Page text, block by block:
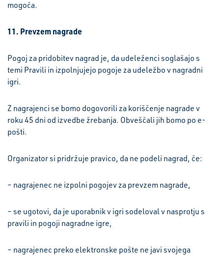
mogoča.
11. Prevzem nagrade
Pogoj za pridobitev nagrad je, da udeleženci soglašajo s
temi Pravili in izpolnjujejo pogoje za udeležbo v nagradni
igri.
Z nagrajenci se bomo dogovorili za koriščenje nagrade v
roku 45 dni od izvedbe žrebanja. Obveščali jih bomo po e-
pošti.
Organizator si pridržuje pravico, da ne podeli nagrad, če:
– nagrajenec ne izpolni pogojev za prevzem nagrade,
– se ugotovi, da je uporabnik v igri sodeloval v nasprotju s
pravili in pogoji nagradne igre,
– nagrajenec preko elektronske pošte ne javi svojega